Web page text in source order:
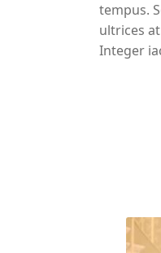
tempus.
ultrices
Integer